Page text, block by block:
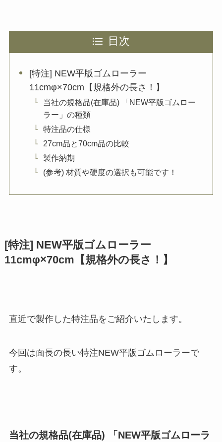
目次
[特注] NEW平版ゴムローラー
11cmφ×70cm【規格外の長さ！】
当社の規格品(在庫品) 「NEW平版ゴムロー
ラー」の種類
特注品の仕様
27cm品と70cm品の比較
製作納期
(参考) 材質や硬度の選択も可能です！
[特注] NEW平版ゴムローラー
11cmφ×70cm【規格外の長さ！】
直近で製作した特注品をご紹介いたします。
今回は面長の長い特注NEW平版ゴムローラーで
す。
当社の規格品(在庫品) 「NEW平版ゴムローラ